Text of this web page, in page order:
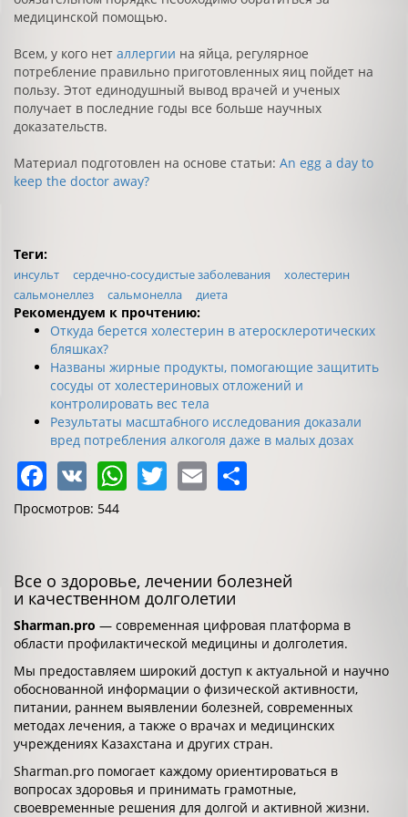
медицинской помощью.
Всем, у кого нет аллергии на яйца, регулярное
потребление правильно приготовленных яиц пойдет на
пользу. Этот единодушный вывод врачей и ученых
получает в последние годы все больше научных
доказательств.
Материал подготовлен на основе статьи: An egg a day to
keep the doctor away?
Теги:
инсульт сердечно-сосудистые заболевания
холестерин
сальмонеллез
сальмонелла диета
Рекомендуем к прочтению:
Откуда берется холестерин в атеросклеротических
бляшках?
Названы жирные продукты, помогающие защитить
сосуды от холестериновых отложений и
контролировать вес тела
Результаты масштабного исследования доказали
вред потребления алкоголя даже в малых дозах
Facebook
VK WhatsApp
Twitter
Email
Просмотров: 544
Все о здоровье, лечении болезней
и качественном долголетии
Sharman.pro — современная цифровая платформа в
области профилактической медицины и долголетия.
Мы предоставляем широкий доступ к актуальной и научно
обоснованной информации о физической активности,
питании, раннем выявлении болезней, современных
методах лечения, а также о врачах и медицинских
учреждениях Казахстана и других стран.
Sharman.pro помогает каждому ориентироваться в
вопросах здоровья и принимать грамотные,
своевременные решения для долгой и активной жизни.